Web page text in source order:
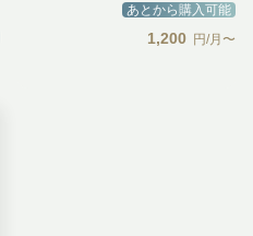
あとから購入可能
1,200 円/月〜